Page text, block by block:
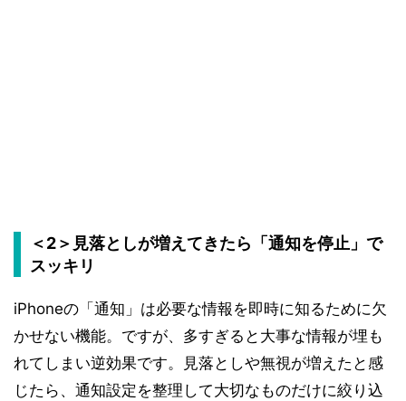
＜2＞見落としが増えてきたら「通知を停止」で
スッキリ
iPhoneの「通知」は必要な情報を即時に知るために欠
かせない機能。ですが、多すぎると大事な情報が埋も
れてしまい逆効果です。見落としや無視が増えたと感
じたら、通知設定を整理して大切なものだけに絞り込